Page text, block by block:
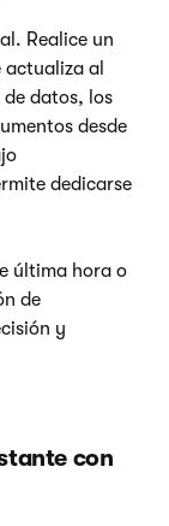
Realice un
actualiza al
datos, los
desde
dedicarse
última hora o
de
y
con